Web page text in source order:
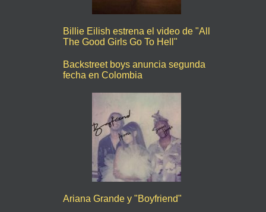
Billie Eilish estrena el video de "All
The Good Girls Go To Hell"
Backstreet boys anuncia segunda
fecha en Colombia
Ariana Grande y "Boyfriend"